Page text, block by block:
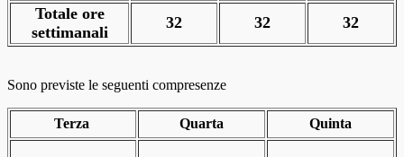
Totale ore
settimanali
32 32 32
Sono previste le seguenti compresenze
Terza Quarta Quinta